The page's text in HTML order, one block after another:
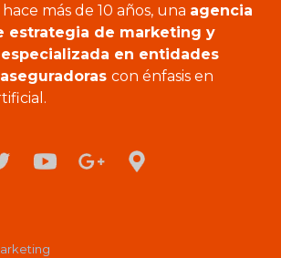
más de 10 años, una agencia
estrategia de marketing y
en entidades
con énfasis en